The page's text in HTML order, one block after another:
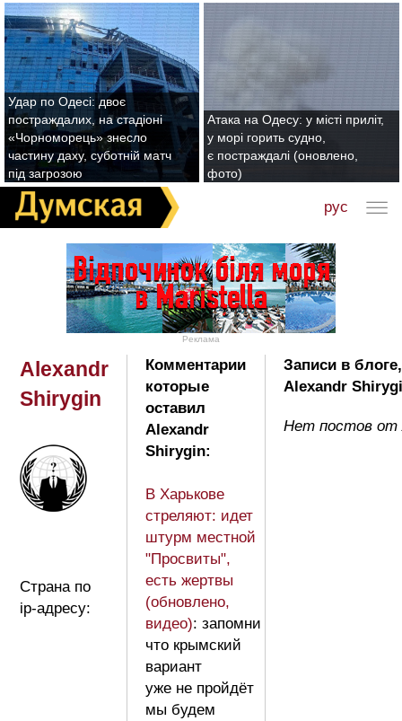
Удар по Одесі: двоє
постраждалих, на стадіоні
«Чорноморець» знесло
частину даху, суботній матч
під загрозою
Атака на Одесу: у місті приліт,
у морі горить судно,
є постраждалі (оновлено,
фото)
рус
Реклама
Alexandr
Shirygin
Страна по
ip-адресу:
Комментарии
которые
оставил
Alexandr
Shirygin:
В Харькове
стреляют: идет
штурм местной
"Просвиты",
есть жертвы
(обновлено,
видео): запомни
что крымский
вариант
уже не пройдёт
мы будем
Записи в
Alexandr
Нет постов от